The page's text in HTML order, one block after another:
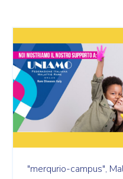
"merqurio-campus",